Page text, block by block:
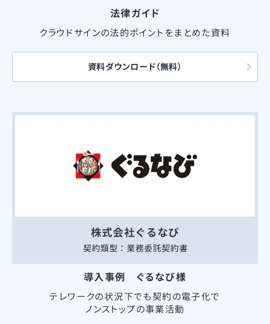
法律ガイド
クラウドサインの法的ポイントをまとめた資料
資料ダウンロード（無料）
導入事例 ぐるなび様
テレワークの状況下でも契約の電子化で
ノンストップの事業活動